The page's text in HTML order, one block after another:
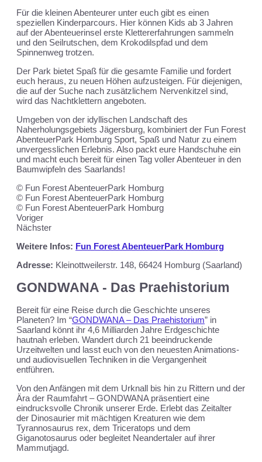
Für die kleinen Abenteurer unter euch gibt es einen
speziellen Kinderparcours. Hier können Kids ab 3 Jahren
auf der Abenteuerinsel erste Klettererfahrungen sammeln
und den Seilrutschen, dem Krokodilspfad und dem
Spinnenweg trotzen.
Der Park bietet Spaß für die gesamte Familie und fordert
euch heraus, zu neuen Höhen aufzusteigen. Für diejenigen,
die auf der Suche nach zusätzlichem Nervenkitzel sind,
wird das Nachtklettern angeboten.
Umgeben von der idyllischen Landschaft des
Naherholungsgebiets Jägersburg, kombiniert der Fun Forest
AbenteuerPark Homburg Sport, Spaß und Natur zu einem
unvergesslichen Erlebnis. Also packt eure Handschuhe ein
und macht euch bereit für einen Tag voller Abenteuer in den
Baumwipfeln des Saarlands!
© Fun Forest AbenteuerPark Homburg
© Fun Forest AbenteuerPark Homburg
© Fun Forest AbenteuerPark Homburg
Voriger
Nächster
Weitere Infos: Fun Forest AbenteuerPark Homburg
Adresse: Kleinottweilerstr. 148, 66424 Homburg (Saarland)
GONDWANA - Das Praehistorium
Bereit für eine Reise durch die Geschichte unseres
Planeten? Im “GONDWANA – Das Praehistorium” in
Saarland könnt ihr 4,6 Milliarden Jahre Erdgeschichte
hautnah erleben. Wandert durch 21 beeindruckende
Urzeitwelten und lasst euch von den neuesten Animations-
und audiovisuellen Techniken in die Vergangenheit
entführen.
Von den Anfängen mit dem Urknall bis hin zu Rittern und der
Ära der Raumfahrt – GONDWANA präsentiert eine
eindrucksvolle Chronik unserer Erde. Erlebt das Zeitalter
der Dinosaurier mit mächtigen Kreaturen wie dem
Tyrannosaurus rex, dem Triceratops und dem
Giganotosaurus oder begleitet Neandertaler auf ihrer
Mammutjagd.